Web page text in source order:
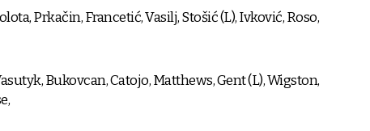
Prkačin, Francetić, Vasilj, Stošić (L), Ivković, Roso,
Bukovcan, Catojo, Matthews, Gent (L), Wigston,